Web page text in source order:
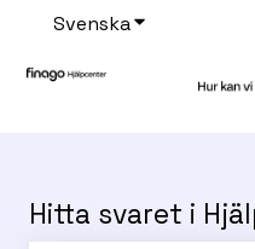
SvenskaVisa
Hitta svaret i